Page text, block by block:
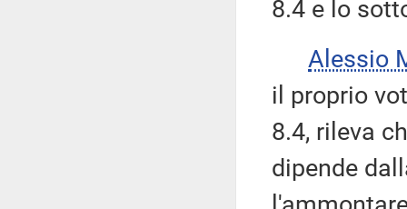
8.4 e lo
Alessio
il proprio
8.4, rileva
dipende